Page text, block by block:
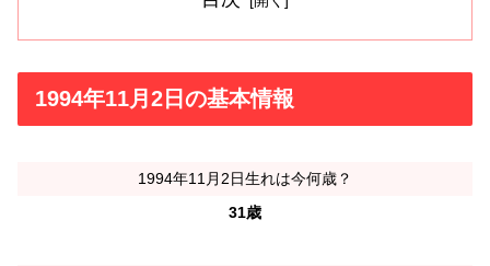
1994年11月2日の基本情報
1994年11月2日生れは今何歳？
31歳